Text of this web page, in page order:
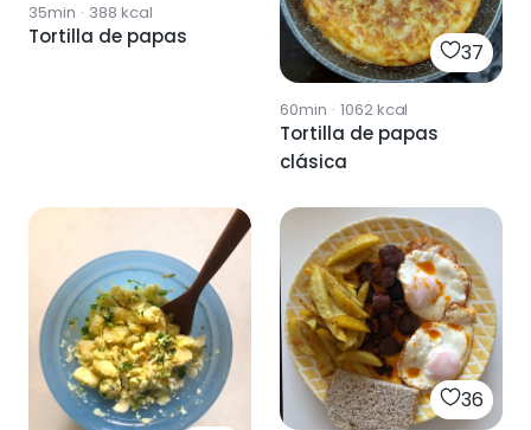
35min · 388 kcal
Tortilla de papas
37
60min · 1062kcal
Tortilla de papas
clásica
36